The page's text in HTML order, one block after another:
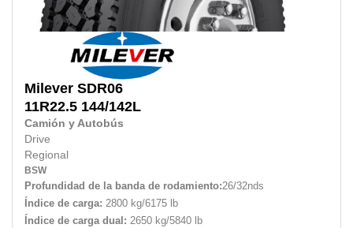
Milever SDR06
11R22.5 144/142L
Camión y Autobús
Drive
Regional
BSW
Profundidad de la banda de rodamiento:26/32nds
Índice de carga: 2800 kg/6175 lb
Índice de carga dual: 2650 kg/5840 lb